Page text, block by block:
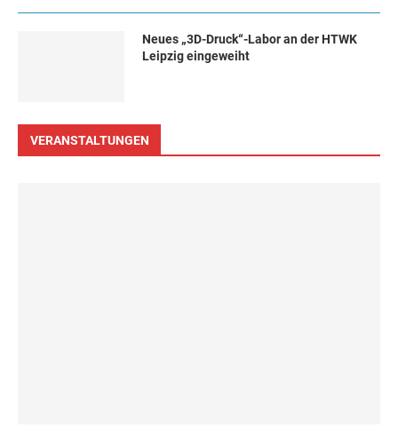
Neues „3D-Druck“-Labor an der HTWK
Leipzig eingeweiht
VERANSTALTUNGEN